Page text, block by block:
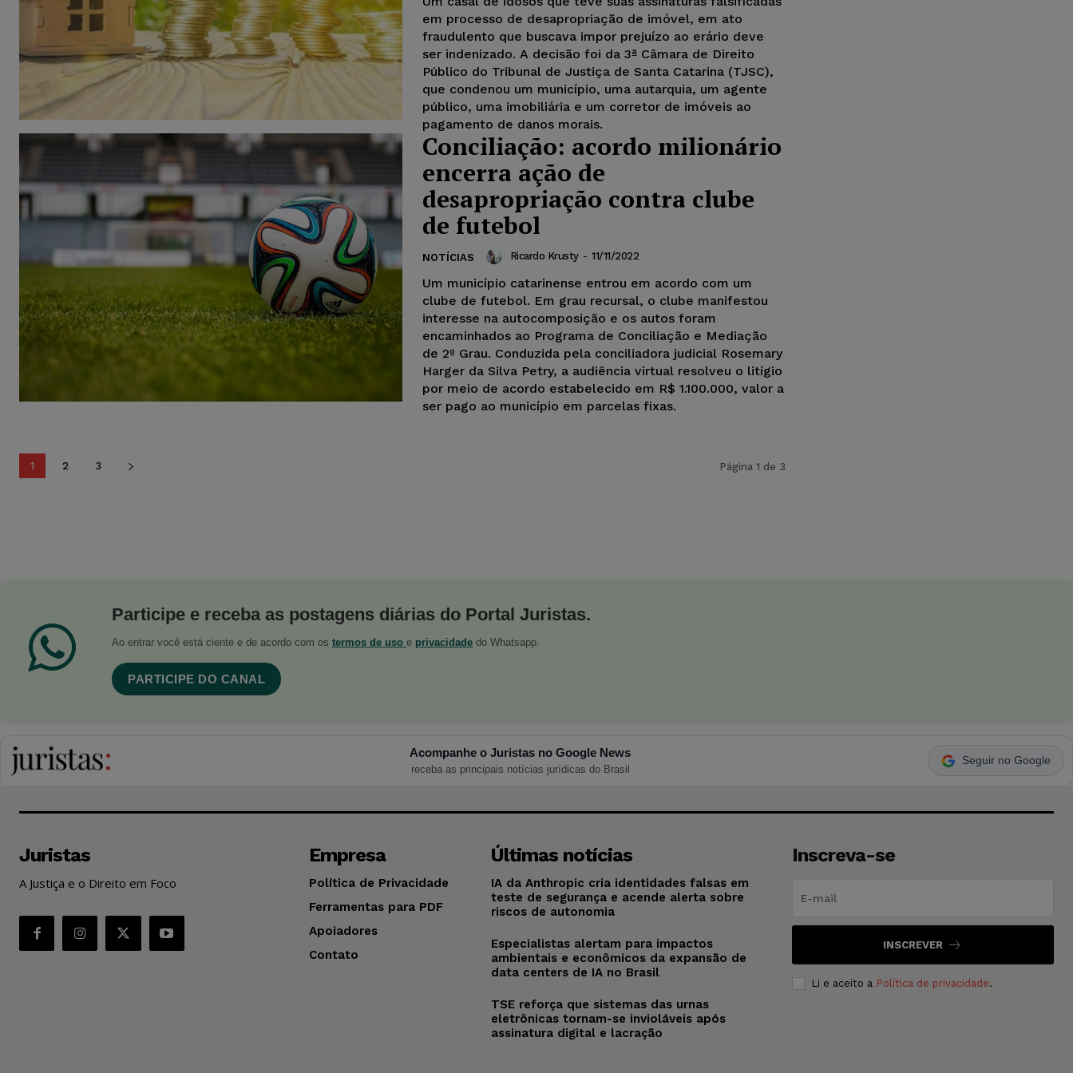
em processo de desapropriação de imóvel, em ato
fraudulento que buscava impor prejuízo ao erário deve
ser indenizado. A decisão foi da 3ª Câmara de Direito
Público do Tribunal de Justiça de Santa Catarina (TJSC),
que condenou um município, uma autarquia, um agente
público, uma imobiliária e um corretor de imóveis ao
pagamento de danos morais.
Conciliação: acordo milionário
encerra ação de
desapropriação contra clube
de futebol
NOTÍCIAS Ricardo Krusty - 11/11/2022
Um município catarinense entrou em acordo com um
clube de futebol. Em grau recursal, o clube manifestou
interesse na autocomposição e os autos foram
encaminhados ao Programa de Conciliação e Mediação
de 2º Grau. Conduzida pela conciliadora judicial Rosemary
Harger da Silva Petry, a audiência virtual resolveu o litígio
por meio de acordo estabelecido em R$ 1.100.000, valor a
ser pago ao município em parcelas fixas.
1 2 3 Página 1 de 3
Participe e receba as postagens diárias do Portal Juristas.
Ao entrar você está ciente e de acordo com os termos de uso e privacidade do Whatsapp.
PARTICIPE DO CANAL
Acompanhe o Juristas no Google News
receba as principais notícias jurídicas do Brasil
Seguir no Google
Juristas
A Justiça e o Direito em Foco
Empresa
Política de Privacidade
Ferramentas para PDF
Apoiadores
Contato
Últimas notícias
IA da Anthropic cria identidades falsas em
teste de segurança e acende alerta sobre
riscos de autonomia
Especialistas alertam para impactos
ambientais e econômicos da expansão de
data centers de IA no Brasil
TSE reforça que sistemas das urnas
eletrônicas tornam-se invioláveis após
assinatura digital e lacração
Inscreva-se
INSCREVER
Li e aceito a Política de privacidade.